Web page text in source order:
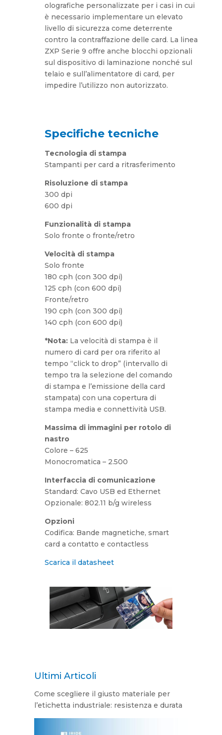
olografiche personalizzate per i casi in cui
è necessario implementare un elevato
livello di sicurezza come deterrente
contro la contraffazione delle card. La linea
ZXP Serie 9 offre anche blocchi opzionali
sul dispositivo di laminazione nonché sul
telaio e sull’alimentatore di card, per
impedire l’utilizzo non autorizzato.
Specifiche tecniche
Tecnologia di stampa
Stampanti per card a ritrasferimento
Risoluzione di stampa
300 dpi
600 dpi
Funzionalità di stampa
Solo fronte o fronte/retro
Velocità di stampa
Solo fronte
180 cph (con 300 dpi)
125 cph (con 600 dpi)
Fronte/retro
190 cph (con 300 dpi)
140 cph (con 600 dpi)
*Nota:La velocità di stampa è il
numero di card per ora riferito al
tempo “click to drop” (intervallo di
tempo tra la selezione del comando
di stampa e l’emissione della card
stampata) con una copertura di
stampa media e connettività USB.
Massima di immagini per rotolo di
nastro
Colore – 625
Monocromatica – 2.500
Interfaccia di comunicazione
Standard: Cavo USB ed Ethernet
Opzionale: 802.11 b/g wireless
Opzioni
Codifica: Bande magnetiche, smart
card a contatto e contactless
Scarica il datasheet
Ultimi Articoli
Come scegliere il giusto materiale per
l’etichetta industriale: resistenza e durata